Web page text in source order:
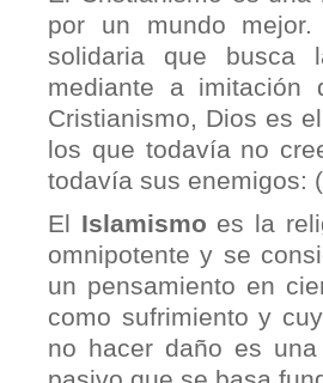
por un mundo
solidaria que busca
mediante a imitación
Cristianismo, Dios es
los que todavía no
todavía sus enemigos:
El Islamismo es la
omnipotente y se
un pensamiento en
como sufrimiento y
no hacer daño es